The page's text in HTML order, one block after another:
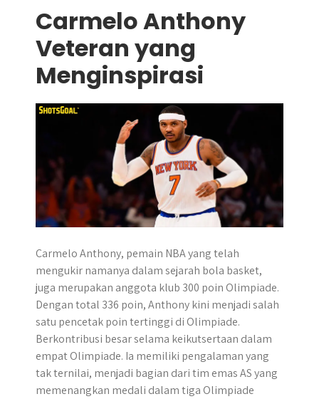
Carmelo Anthony
Veteran yang
Menginspirasi
Carmelo Anthony, pemain NBA yang telah
mengukir namanya dalam sejarah bola basket,
juga merupakan anggota klub 300 poin Olimpiade.
Dengan total 336 poin, Anthony kini menjadi salah
satu pencetak poin tertinggi di Olimpiade.
Berkontribusi besar selama keikutsertaan dalam
empat Olimpiade. Ia memiliki pengalaman yang
tak ternilai, menjadi bagian dari tim emas AS yang
memenangkan medali dalam tiga Olimpiade